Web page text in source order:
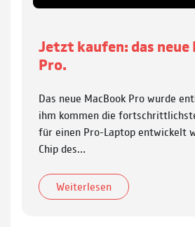
Jetzt kaufen: das neue
Pro.
Das neue MacBook Pro wurde
ihm kommen die
für einen Pro-Laptop entwickelt
Chip des…
Weiterlesen